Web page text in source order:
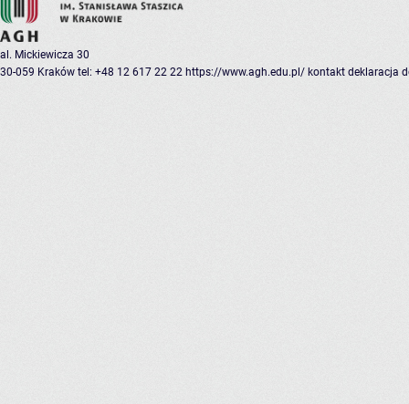
al. Mickiewicza 30
30-059 Kraków tel: +48 12 617 22 22 https://www.agh.edu.pl/ kontakt deklaracja